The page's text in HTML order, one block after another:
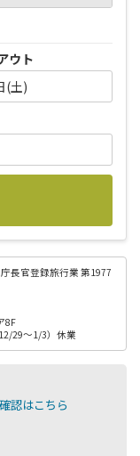
ウト
(土)
長官登録旅行業 第1977
8F
29～1/3）休業
認はこちら